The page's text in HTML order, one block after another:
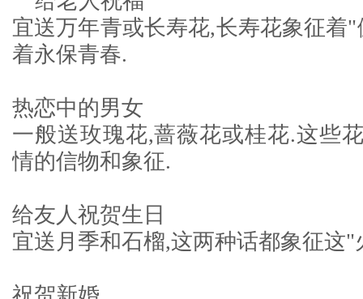
宜送万年青或长寿花,长寿花象征着
着永保青春.
热恋中的男女
一般送玫瑰花,蔷薇花或桂花.这些
情的信物和象征.
给友人祝贺生日
宜送月季和石榴,这两种话都象征这